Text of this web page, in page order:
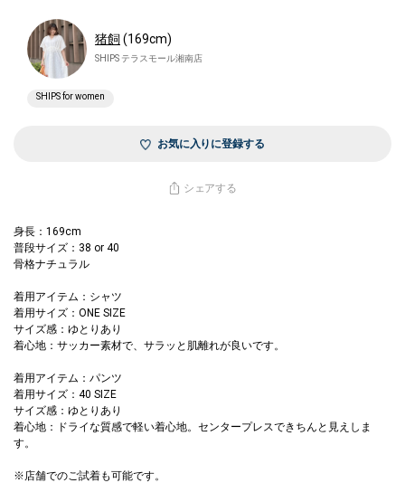
猪飼 (169cm)
SHIPS テラスモール湘南店
SHIPS for women
お気に入りに登録する
シェアする
身長：169cm
普段サイズ：38 or 40
骨格ナチュラル
着用アイテム：シャツ
着用サイズ：ONE SIZE
サイズ感：ゆとりあり
着心地：サッカー素材で、サラッと肌離れが良いです。
着用アイテム：パンツ
着用サイズ：40 SIZE
サイズ感：ゆとりあり
着心地：ドライな質感で軽い着心地。センタープレスできちんと見えしま
す。
※店舗でのご試着も可能です。